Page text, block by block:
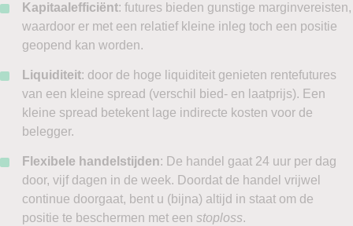
Kapitaalefficiënt: futures bieden gunstige marginvereisten,
waardoor er met een relatief kleine inleg toch een positie
geopend kan worden.
Liquiditeit: door de hoge liquiditeit genieten rentefutures
van een kleine spread (verschil bied- en laatprijs). Een
kleine spread betekent lage indirecte kosten voor de
belegger.
Flexibele handelstijden: De handel gaat 24 uur per dag
door, vijf dagen in de week. Doordat de handel vrijwel
continue doorgaat, bent u (bijna) altijd in staat om de
positie te beschermen met een stoploss.